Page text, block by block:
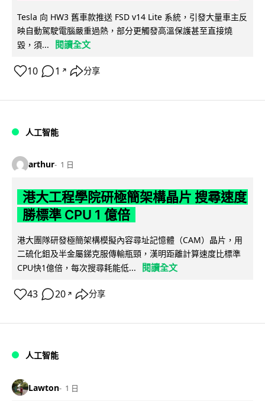
Tesla 向 HW3 舊車款推送 FSD v14 Lite 系統，引發大量車主反
映自動駕駛電腦嚴重過熱，部分更觸發高溫保護甚至直接燒
毀，須...
閱讀全文
10 1 ↗ 分享
人工智能
arthur 1 日
港大工程學院研極簡架構晶片 搜尋速度
勝標準 CPU 1 億倍
港大團隊研發極簡架構模擬內容尋址記憶體（CAM）晶片，用
二硫化鉬及半金屬銻克服傳輸瓶頸，漢明距離計算速度比標準
CPU快1億倍，每次搜尋耗能低...
閱讀全文
43 20 ↗ 分享
人工智能
Lawton 1 日